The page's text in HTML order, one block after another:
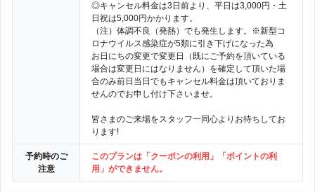
◎キャンセル料金は3日前より、平日は3,000円・土
日祝は5,000円かかります。
（注）体調不良（発熱）でも発生します。※新型コ
ロナウイルス感染症が5類に引き下げになった為
お日にちの変更で変更日（既にご予約を頂いている
場合は変更日にはなりません）を確定して頂いた場
合のみ前日当日でもキャンセル料金は頂いておりま
せんのでお申し付け下さいませ。
皆さまのご来場をスタッフ一同心よりお待ちしてお
ります!
予約時のご
注意
このプランは「クーポンの利用」「ポイントの利
用」ができません。